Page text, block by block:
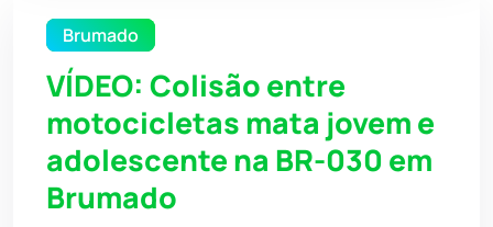
Brumado
VÍDEO: Colisão entre
motocicletas mata jovem e
adolescente na BR-030 em
Brumado